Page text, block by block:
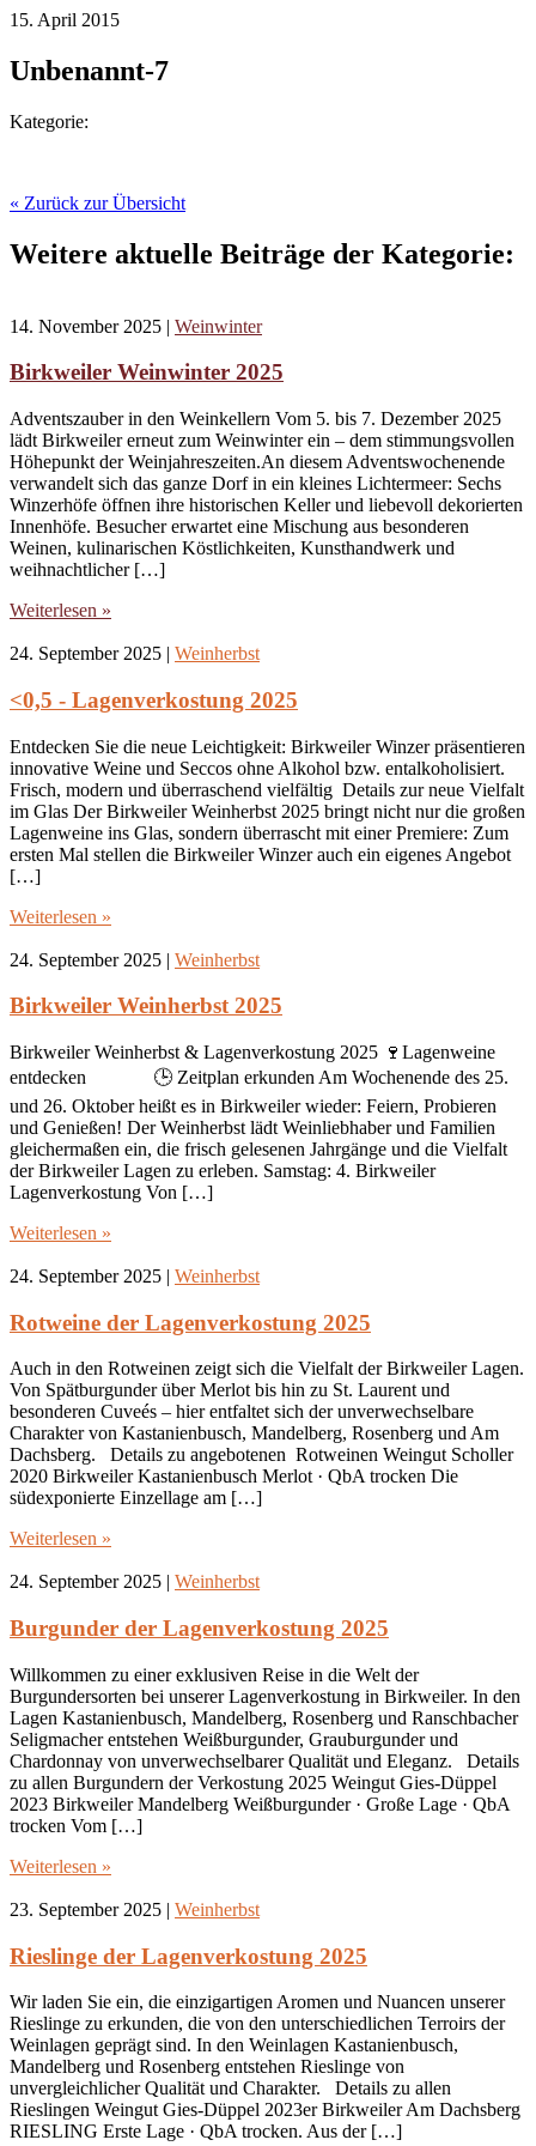
15. April 2015
Unbenannt-7
Kategorie:
« Zurück zur Übersicht
Weitere aktuelle Beiträge der Kategorie:
14. November 2025 | Weinwinter
Birkweiler Weinwinter 2025
Adventszauber in den Weinkellern Vom 5. bis 7. Dezember 2025
lädt Birkweiler erneut zum Weinwinter ein – dem stimmungsvollen
Höhepunkt der Weinjahreszeiten.An diesem Adventswochenende
verwandelt sich das ganze Dorf in ein kleines Lichtermeer: Sechs
Winzerhöfe öffnen ihre historischen Keller und liebevoll dekorierten
Innenhöfe. Besucher erwartet eine Mischung aus besonderen
Weinen, kulinarischen Köstlichkeiten, Kunsthandwerk und
weihnachtlicher […]
Weiterlesen »
24. September 2025 | Weinherbst
<0,5 - Lagenverkostung 2025
Entdecken Sie die neue Leichtigkeit: Birkweiler Winzer präsentieren
innovative Weine und Seccos ohne Alkohol bzw. entalkoholisiert.
Frisch, modern und überraschend vielfältig Details zur neue Vielfalt
im Glas Der Birkweiler Weinherbst 2025 bringt nicht nur die großen
Lagenweine ins Glas, sondern überrascht mit einer Premiere: Zum
ersten Mal stellen die Birkweiler Winzer auch ein eigenes Angebot
[…]
Weiterlesen »
24. September 2025 | Weinherbst
Birkweiler Weinherbst 2025
Birkweiler Weinherbst & Lagenverkostung 2025 🍷Lagenweine
entdecken 🕒 Zeitplan erkunden Am Wochenende des 25.
und 26. Oktober heißt es in Birkweiler wieder: Feiern, Probieren
und Genießen! Der Weinherbst lädt Weinliebhaber und Familien
gleichermaßen ein, die frisch gelesenen Jahrgänge und die Vielfalt
der Birkweiler Lagen zu erleben. Samstag: 4. Birkweiler
Lagenverkostung Von […]
Weiterlesen »
24. September 2025 | Weinherbst
Rotweine der Lagenverkostung 2025
Auch in den Rotweinen zeigt sich die Vielfalt der Birkweiler Lagen.
Von Spätburgunder über Merlot bis hin zu St. Laurent und
besonderen Cuveés – hier entfaltet sich der unverwechselbare
Charakter von Kastanienbusch, Mandelberg, Rosenberg und Am
Dachsberg. Details zu angebotenen Rotweinen Weingut Scholler
2020 Birkweiler Kastanienbusch Merlot · QbA trocken Die
südexponierte Einzellage am […]
Weiterlesen »
24. September 2025 | Weinherbst
Burgunder der Lagenverkostung 2025
Willkommen zu einer exklusiven Reise in die Welt der
Burgundersorten bei unserer Lagenverkostung in Birkweiler. In den
Lagen Kastanienbusch, Mandelberg, Rosenberg und Ranschbacher
Seligmacher entstehen Weißburgunder, Grauburgunder und
Chardonnay von unverwechselbarer Qualität und Eleganz. Details
zu allen Burgundern der Verkostung 2025 Weingut Gies-Düppel
2023 Birkweiler Mandelberg Weißburgunder · Große Lage · QbA
trocken Vom […]
Weiterlesen »
23. September 2025 | Weinherbst
Rieslinge der Lagenverkostung 2025
Wir laden Sie ein, die einzigartigen Aromen und Nuancen unserer
Rieslinge zu erkunden, die von den unterschiedlichen Terroirs der
Weinlagen geprägt sind. In den Weinlagen Kastanienbusch,
Mandelberg und Rosenberg entstehen Rieslinge von
unvergleichlicher Qualität und Charakter. Details zu allen
Rieslingen Weingut Gies-Düppel 2023er Birkweiler Am Dachsberg
RIESLING Erste Lage · QbA trocken. Aus der […]